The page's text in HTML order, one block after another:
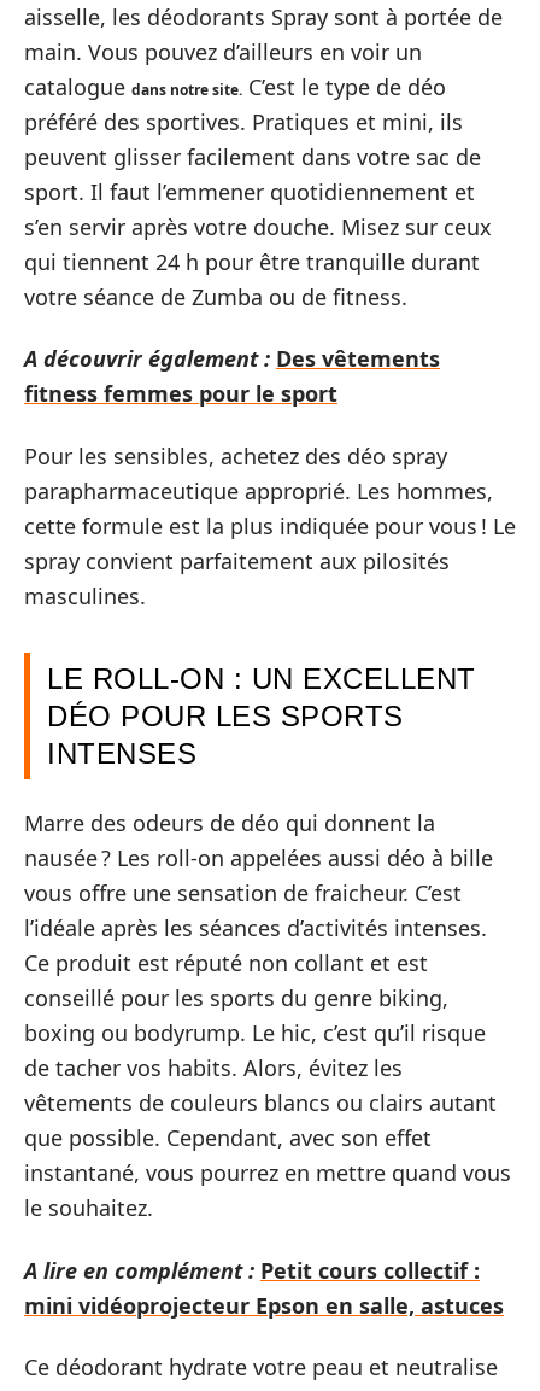
aisselle, les déodorants Spray sont à portée de
main. Vous pouvez d’ailleurs en voir un
catalogue dans notre site. C’est le type de déo
préféré des sportives. Pratiques et mini, ils
peuvent glisser facilement dans votre sac de
sport. Il faut l’emmener quotidiennement et
s’en servir après votre douche. Misez sur ceux
qui tiennent 24 h pour être tranquille durant
votre séance de Zumba ou de fitness.
A découvrir également : Des vêtements
fitness femmes pour le sport
Pour les sensibles, achetez des déo spray
parapharmaceutique approprié. Les hommes,
cette formule est la plus indiquée pour vous ! Le
spray convient parfaitement aux pilosités
masculines.
LE ROLL-ON : UN EXCELLENT
DÉO POUR LES SPORTS
INTENSES
Marre des odeurs de déo qui donnent la
nausée ? Les roll-on appelées aussi déo à bille
vous offre une sensation de fraicheur. C’est
l’idéale après les séances d’activités intenses.
Ce produit est réputé non collant et est
conseillé pour les sports du genre biking,
boxing ou bodyrump. Le hic, c’est qu’il risque
de tacher vos habits. Alors, évitez les
vêtements de couleurs blancs ou clairs autant
que possible. Cependant, avec son effet
instantané, vous pourrez en mettre quand vous
le souhaitez.
A lire en complément : Petit cours collectif :
mini vidéoprojecteur Epson en salle, astuces
Ce déodorant hydrate votre peau et neutralise